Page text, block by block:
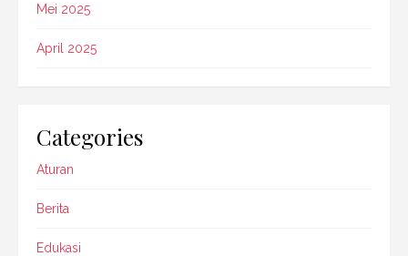
Mei 2025
April 2025
Categories
Aturan
Berita
Edukasi